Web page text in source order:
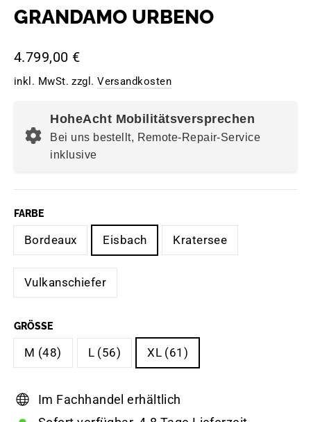
GRANDAMO URBENO
Normaler
Preis
4.799,00 €
inkl. MwSt. zzgl.Versandkosten
HoheAcht Mobilitätsversprechen
Bei uns bestellt, Remote-Repair-Service
inklusive
FARBE
Bordeaux Eisbach Kratersee
Vulkanschiefer
GRÖSSE
M (48) L (56) XL (61)
Im Fachhandel erhältlich